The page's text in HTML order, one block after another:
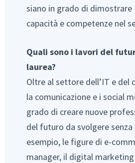
siano in grado di dimostrare
capacità e competenze nel
Quali sono i lavori del
laurea?
Oltre al settore dell’IT e del
la comunicazione e i social
grado di creare nuove
del futuro da svolgere senza
esempio, le figure di e-
manager, il digital